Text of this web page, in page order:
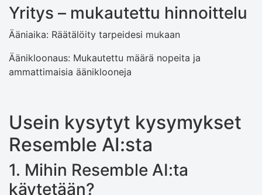
Yritys – mukautettu hinnoittelu
Ääniaika: Räätälöity tarpeidesi mukaan
Äänikloonaus: Mukautettu määrä nopeita ja
ammattimaisia ​​ääniklooneja
Usein kysytyt kysymykset
Resemble AI:sta
1. Mihin Resemble AI:ta
käytetään?